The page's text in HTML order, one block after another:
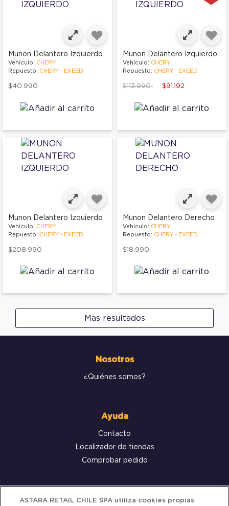
Munon Delantero Izquierdo
Vehículo: CHERY
Repuesto: CHERY - EXEED
$40.990
Munon Delantero Izquierdo
Vehículo: CHERY
Repuesto: CHERY - EXEED
Price reduced from
$113.990to $91.192
Munon Delantero Izquierdo
Vehículo: CHERY
Repuesto: CHERY - EXEED
$208.990
Munon Delantero Derecho
Vehículo: CHERY
Repuesto: CHERY - EXEED
$18.990
Mas resultados
Nosotros
¿Quiénes somos?
Ayuda
Contacto
Localizador de tiendas
Comprobar pedido
Servicio al cliente
ASTARA RETAIL CHILE SPA utiliza cookies propias